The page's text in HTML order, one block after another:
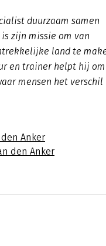
duurzaam samen
zijn missie om van
land te
en trainer helpt hij om
mensen het verschil
Anker
den Anker